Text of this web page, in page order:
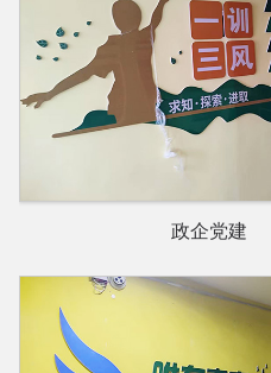
政企党建